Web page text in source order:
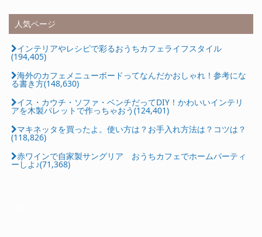
人気ページ
インテリアやレシピで彩るおうちカフェライフスタイル
(194,405)
海外のカフェメニューボードってなんだかおしゃれ！参考にな
る書き方(148,630)
イス・カウチ・ソファ・ベンチだってDIY！かわいいインテリ
アを木製パレットで作っちゃおう(124,401)
マキネッタを買ったよ。使い方は？お手入れ方法は？コツは？
(118,826)
赤ワインで自家製サングリア おうちカフェでホームパーティ
ーしよ♪(71,368)